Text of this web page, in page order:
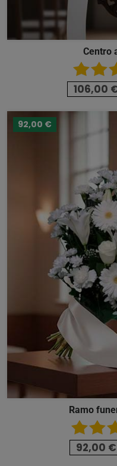
Centro
106,00
92,00 €
Ramo
92,00 €